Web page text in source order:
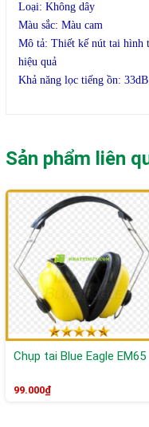
Loại: Không dây
Màu sắc: Màu cam
Mô tả: Thiết kế nút tai hình
hiệu quả
Khả năng lọc tiếng ồn: 33dB
Sản phẩm liên
Chụp tai Blue Eagle EM65
99.000₫